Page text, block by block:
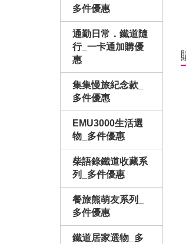
多件優惠
通勤日常．鐵道隨
行_一卡通加購優
惠
集集慢旅紀念款_
多件優惠
EMU3000生活選
物_多件優惠
柴語錄鐵道收藏系
列_多件優惠
餐旅熊萌友系列_
多件優惠
鐵道居家選物_多